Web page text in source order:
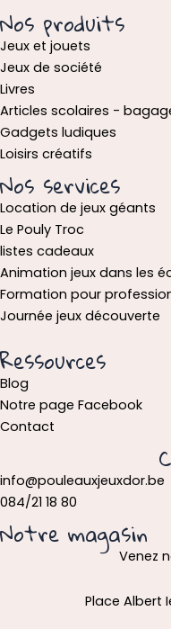
Nos produits
Jeux et jouets
Jeux de société
Livres
Articles scolaires -
Gadgets ludiques
Loisirs créatifs
Nos services
Location de jeux géants
Le Pouly Troc
listes cadeaux
Animation jeux dans les
Formation pour
Journée jeux découverte
Ressources
Blog
Notre page Facebook
Contact
info@pouleauxjeuxdor.be
084/21 18 80
Notre magasin
Venez
Place Albert